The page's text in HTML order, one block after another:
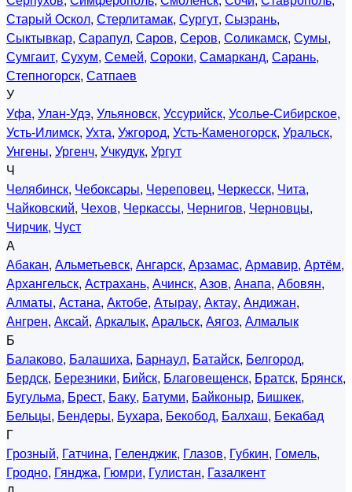
Старый Оскол, Стерлитамак, Сургут, Сызрань,
Сыктывкар, Сарапул, Саров, Серов, Соликамск, Сумы,
Сумгаит, Сухум, Семей, Сороки, Самарканд, Сарань,
Степногорск, Сатпаев
У
Уфа, Улан-Удэ, Ульяновск, Уссурийск, Усолье-Сибирское,
Усть-Илимск, Ухта, Ужгород, Усть-Каменогорск, Уральск,
Унгены, Ургенч, Учкудук, Ургут
Ч
Челябинск, Чебоксары, Череповец, Черкесск, Чита,
Чайковский, Чехов, Черкассы, Чернигов, Черновцы,
Чирчик, Чуст
А
Абакан, Альметьевск, Ангарск, Арзамас, Армавир, Артём,
Архангельск, Астрахань, Ачинск, Азов, Анапа, Абовян,
Алматы, Астана, Актобе, Атырау, Актау, Андижан,
Ангрен, Аксай, Аркалык, Аральск, Аягоз, Алмалык
Б
Балаково, Балашиха, Барнаул, Батайск, Белгород,
Бердск, Березники, Бийск, Благовещенск, Братск, Брянск,
Бугульма, Брест, Баку, Батуми, Байконыр, Бишкек,
Бельцы, Бендеры, Бухара, Бекобод, Балхаш, Бекабад
Г
Грозный, Гатчина, Геленджик, Глазов, Губкин, Гомель,
Гродно, Гянджа, Гюмри, Гулистан, Газалкент